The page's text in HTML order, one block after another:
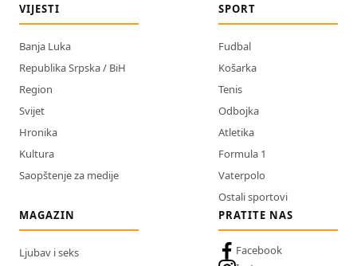
VIJESTI
Banja Luka
Republika Srpska / BiH
Region
Svijet
Hronika
Kultura
Saopštenje za medije
SPORT
Fudbal
Košarka
Tenis
Odbojka
Atletika
Formula 1
Vaterpolo
Ostali sportovi
MAGAZIN
Ljubav i seks
PRATITE NAS
Facebook